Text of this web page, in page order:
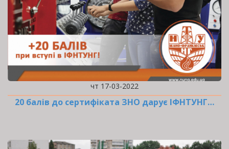
чт 17-03-2022
20 балів до сертифіката ЗНО дарує ІФНТУНГ…